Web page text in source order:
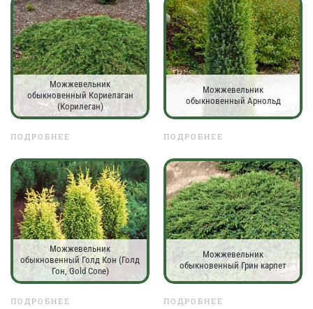
Можжевельник
обыкновенный Кориелаган
(Корилеган)
ПОДРОБНЕЕ
Можжевельник
обыкновенный Арнольд
ПОДРОБНЕЕ
Можжевельник
обыкновенный Голд Кон (Голд
Гон, Gold Cone)
ПОДРОБНЕЕ
Можжевельник
обыкновенный Грин карпет
ПОДРОБНЕЕ